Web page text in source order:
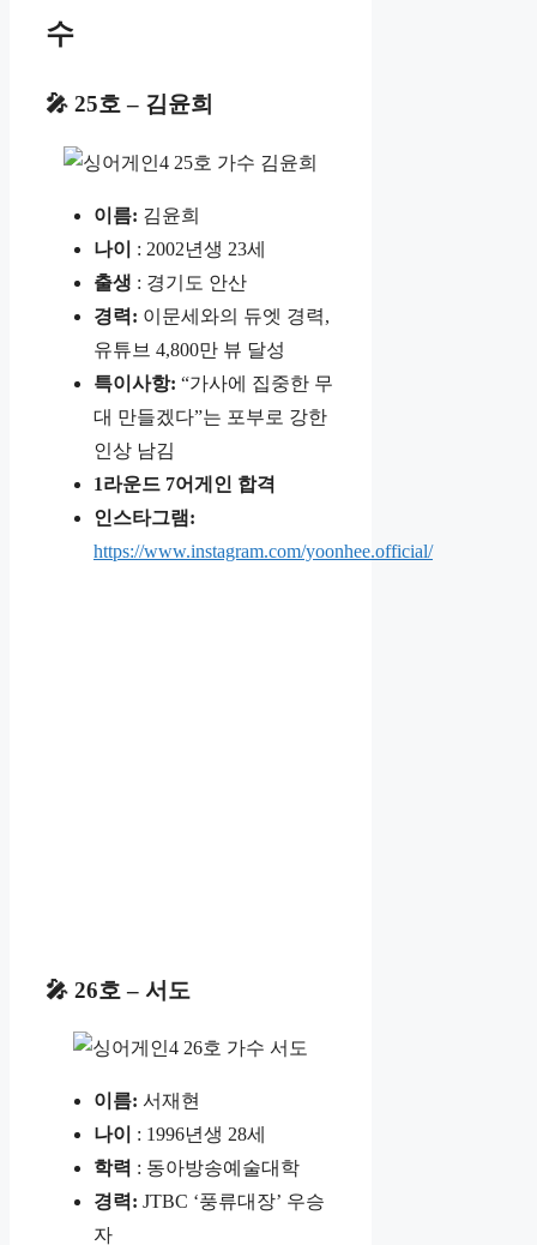
수
🎤 25호 – 김윤희
이름: 김윤희
나이 : 2002년생 23세
출생 : 경기도 안산
경력: 이문세와의 듀엣 경력,
유튜브 4,800만 뷰 달성
특이사항: “가사에 집중한 무
대 만들겠다”는 포부로 강한
인상 남김
1라운드 7어게인 합격
인스타그램:
https://www.instagram.com/yoonhee.official/
🎤 26호 – 서도
이름: 서재현
나이 : 1996년생 28세
학력 : 동아방송예술대학
경력: JTBC ‘풍류대장’ 우승
자